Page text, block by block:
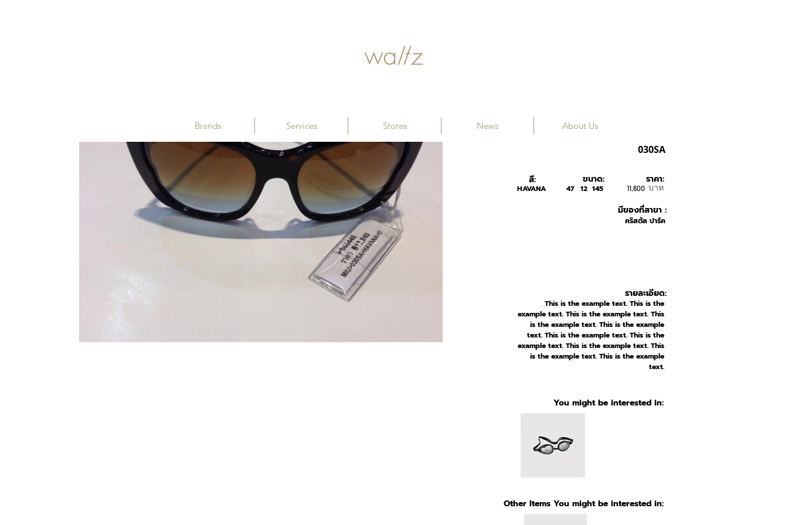
030SA
สี:
HAVANA
คริสตัล ปาร์ค
มีของที่สาขา :
ขนาด:
47 12 145 บาท
11,600
ราคา:
รายละเอียด:
This is the example text. This is the
example text. This is the example text. This
is the example text. This is the example
text. This is the example text. This is the
example text. This is the example text. This
is the example text. This is the example
text.
You might be interested in:
Other Items You might be interested in:
Brands Services Stores News About Us